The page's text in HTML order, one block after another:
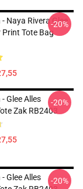
Naya Rivera Glee
Print Tote Bag
-20%
Glee Alles
Zak RB2403
-20%
Glee Alles
-20%